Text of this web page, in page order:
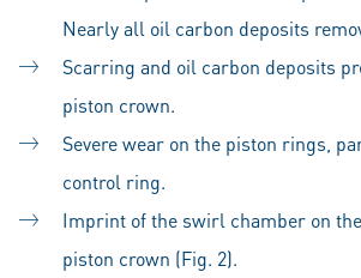
Nearly all oil carbon deposits
Scarring and oil carbon deposits
piston crown.
Severe wear on the piston rings,
control ring.
Imprint of the swirl chamber on
piston crown (Fig. 2).